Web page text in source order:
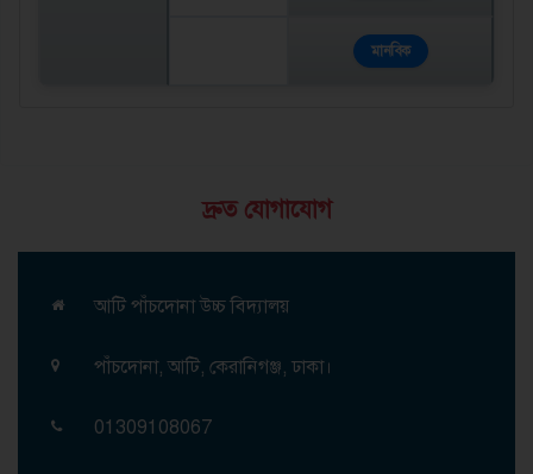
মানবিক
দ্রুত যোগাযোগ
আটি পাঁচদোনা উচ্চ বিদ্যালয়
পাঁচদোনা, আটি, কেরানিগঞ্জ, ঢাকা।
01309108067